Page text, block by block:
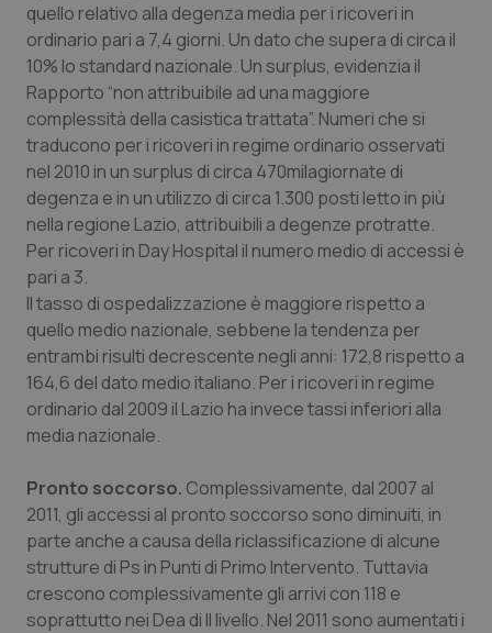
Psoriasi & pelle
Quotidiano Cardiologia
Quotidiano Chirurgia
Quotidiano Oncologia
Quotidiano Pediatria
Rene & patologie urogenitali
Salute orale & impianti
Sangue & coagulazione
Tiroide
Tumore al seno
Tumore ovarico
quello relativo alla degenza media per i ricoveri in
ordinario pari a 7,4 giorni. Un dato che supera di circa il
10% lo standard nazionale. Un surplus, evidenzia il
Rapporto “non attribuibile ad una maggiore
complessità della casistica trattata”. Numeri che si
traducono per i ricoveri in regime ordinario osservati
nel 2010 in un surplus di circa 470milagiornate di
degenza e in un utilizzo di circa 1.300 posti letto in più
nella regione Lazio, attribuibili a degenze protratte.
Per ricoveri in Day Hospital il numero medio di accessi è
pari a 3.
Il tasso di ospedalizzazione è maggiore rispetto a
quello medio nazionale, sebbene la tendenza per
entrambi risulti decrescente negli anni: 172,8 rispetto a
164,6 del dato medio italiano. Per i ricoveri in regime
ordinario dal 2009 il Lazio ha invece tassi inferiori alla
media nazionale.
Pronto soccorso. Complessivamente, dal 2007 al
2011, gli accessi al pronto soccorso sono diminuiti, in
parte anche a causa della riclassificazione di alcune
strutture di Ps in Punti di Primo Intervento. Tuttavia
crescono complessivamente gli arrivi con 118 e
soprattutto nei Dea di II livello. Nel 2011 sono aumentati i